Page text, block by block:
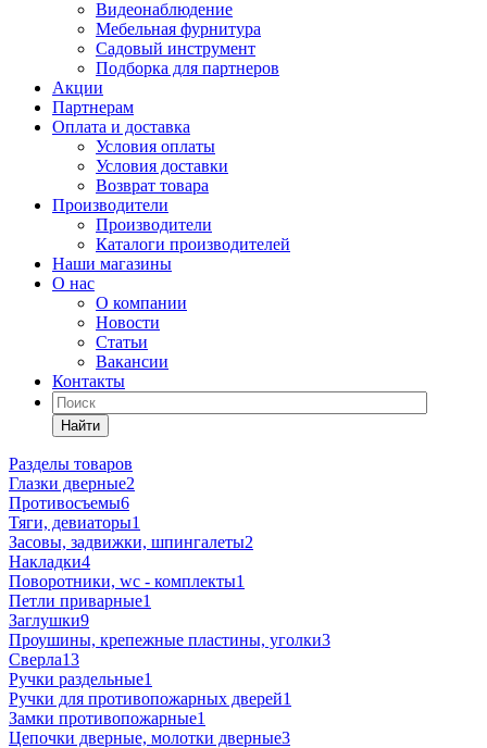
Видеонаблюдение
Мебельная фурнитура
Садовый инструмент
Подборка для партнеров
Акции
Партнерам
Оплата и доставка
Условия оплаты
Условия доставки
Возврат товара
Производители
Производители
Каталоги производителей
Наши магазины
О нас
О компании
Новости
Статьи
Вакансии
Контакты
Найти
Разделы товаров
Глазки дверные2
Противосъемы6
Тяги, девиаторы1
Засовы, задвижки, шпингалеты2
Накладки4
Поворотники, wc - комплекты1
Петли приварные1
Заглушки9
Проушины, крепежные пластины, уголки3
Сверла13
Ручки раздельные1
Ручки для противопожарных дверей1
Замки противопожарные1
Цепочки дверные, молотки дверные3